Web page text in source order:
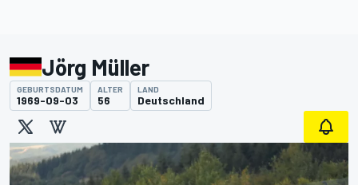
Jörg Müller
GEBURTSDATUM
1969-09-03
ALTER
56
LAND
Deutschland